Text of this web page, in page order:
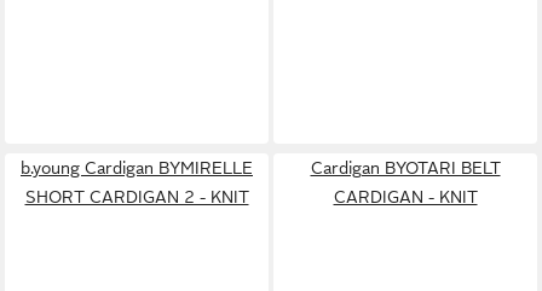
b.young Cardigan BYMIRELLE
SHORT CARDIGAN 2 - KNIT
Cardigan BYOTARI BELT
CARDIGAN - KNIT